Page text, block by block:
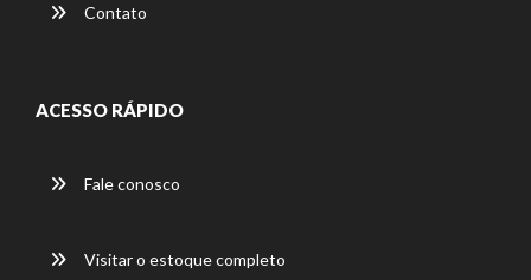
Contato
ACESSO RÁPIDO
Fale conosco
Visitar o estoque completo